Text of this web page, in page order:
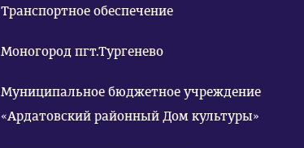
Транспортное обеспечение
Моногород пгт.Тургенево
Муниципальное бюджетное учреждение
«Ардатовский районный Дом культуры»